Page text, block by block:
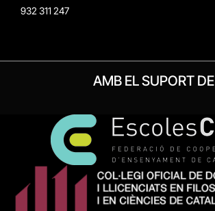
932 311 247
AMB EL SUPORT DE